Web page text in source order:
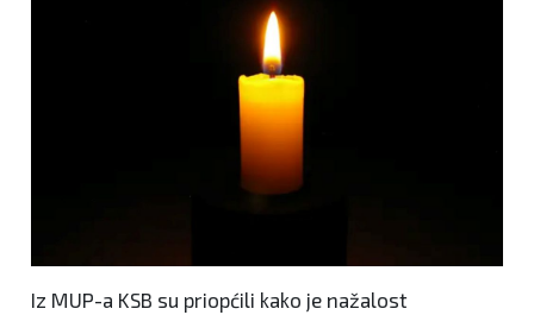
Iz MUP-a KSB su priopćili kako je nažalost